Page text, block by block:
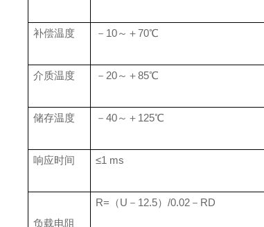
补偿温度 －10～＋70℃
介质温度 －20～＋85℃
储存温度 －40～＋125℃
响应时间 ≤1 ms
负载电阻
R=（U－12.5）/0.02－RD